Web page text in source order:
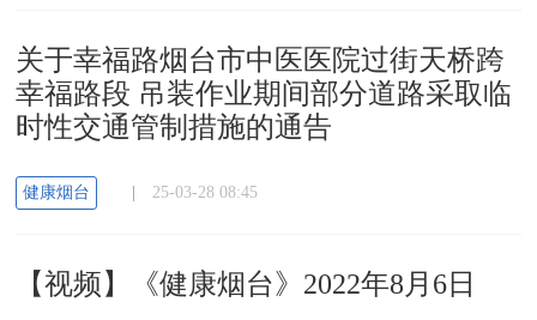
关于幸福路烟台市中医医院过街天桥跨
幸福路段 吊装作业期间部分道路采取临
时性交通管制措施的通告
健康烟台 |25-03-28 08:45
【视频】《健康烟台》2022年8月6日